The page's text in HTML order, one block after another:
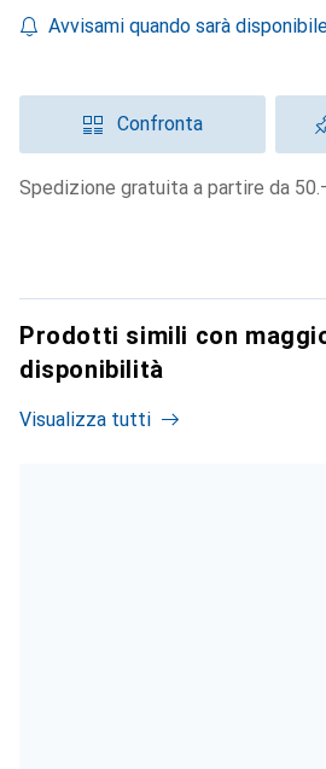
Avvisami quando sarà
Confronta
Spedizione gratuita a partire da
Prodotti simili con
disponibilità
Visualizza tutti